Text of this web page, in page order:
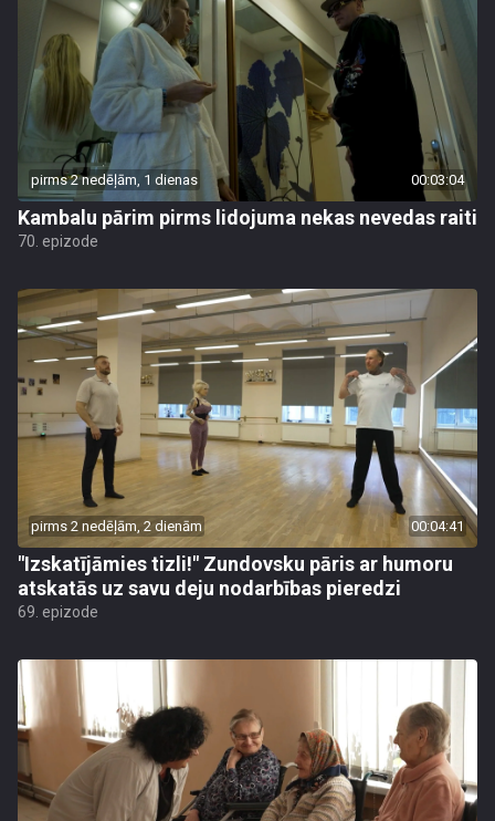
pirms 2 nedēļām, 1 dienas 00:03:04
Kambalu pārim pirms lidojuma nekas nevedas raiti
70. epizode
pirms 2 nedēļām, 2 dienām 00:04:41
"Izskatījāmies tizli!" Zundovsku pāris ar humoru
atskatās uz savu deju nodarbības pieredzi
69. epizode